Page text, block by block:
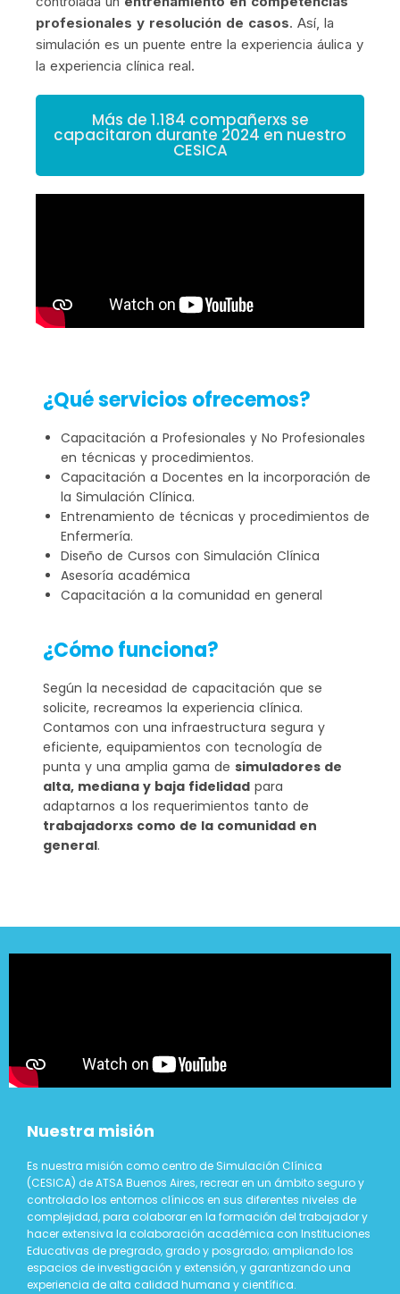
profesionales y resolución de casos. Así, la
simulación es un puente entre la experiencia áulica y
la experiencia clínica real.
Más de 1.184 compañerxs se
capacitaron durante 2024 en nuestro
CESICA
¿Qué servicios ofrecemos?
Capacitación a Profesionales y No Profesionales
en técnicas y procedimientos.
Capacitación a Docentes en la incorporación de
la Simulación Clínica.
Entrenamiento de técnicas y procedimientos de
Enfermería.
Diseño de Cursos con Simulación Clínica
Asesoría académica
Capacitación a la comunidad en general
¿Cómo funciona?
Según la necesidad de capacitación que se
solicite, recreamos la experiencia clínica.
Contamos con una infraestructura segura y
eficiente, equipamientos con tecnología de
punta y una amplia gama de simuladores de
alta, mediana y baja fidelidad para
adaptarnos a los requerimientos tanto de
trabajadorxs como de la comunidad en
general.
Nuestra misión
Es nuestra misión como centro de Simulación Clínica
(CESICA) de ATSA Buenos Aires, recrear en un ámbito seguro y
controlado los entornos clínicos en sus diferentes niveles de
complejidad, para colaborar en la formación del trabajador y
hacer extensiva la colaboración académica con Instituciones
Educativas de pregrado, grado y posgrado; ampliando los
espacios de investigación y extensión, y garantizando una
experiencia de alta calidad humana y científica.